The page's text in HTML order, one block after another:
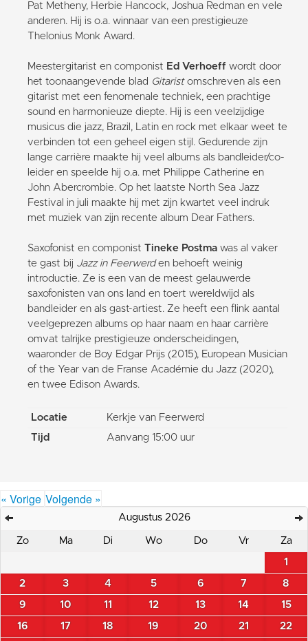
Pat Metheny, Herbie Hancock, Joshua Redman en vele
anderen. Hij is o.a. winnaar van een prestigieuze
Thelonius Monk Award.
Meestergitarist en componist Ed Verhoeff wordt door
het toonaangevende blad Gitaristomschreven als een
gitarist met een fenomenale techniek, een prachtige
sound en harmonieuze diepte. Hij is een veelzijdige
musicus die jazz, Brazil, Latin en rock met elkaar weet te
verbinden tot een geheel eigen stijl. Gedurende zijn
lange carrière maakte hij veel albums als bandleider/co-
leider en speelde hij o.a. met Philippe Catherine en
John Abercrombie. Op het laatste North Sea Jazz
Festival in juli maakte hij met zijn kwartet veel indruk
met muziek van zijn recente album Dear Fathers.
Saxofonist en componist Tineke Postma was al vaker
te gast bij Jazz in Feerwerden behoeft weinig
introductie. Ze is een van de meest gelauwerde
saxofonisten van ons land en toert wereldwijd als
bandleider en als gast-artiest. Ze heeft een flink aantal
veelgeprezen albums op haar naam en haar carrière
omvat talrijke prestigieuze onderscheidingen,
waaronder de Boy Edgar Prijs (2015), European Musician
of the Year van de Franse Académie du Jazz (2020),
en twee Edison Awards.
Locatie
Kerkje van Feerwerd
Tijd
Aanvang 15:00 uur
« Vorige Volgende »
Augustus 2026
Zo Ma Di Wo Do Vr Za
1
2 3 4 5 6 7 8
9 10 11 12 13 14 15
16 17 18 19 20 21 22